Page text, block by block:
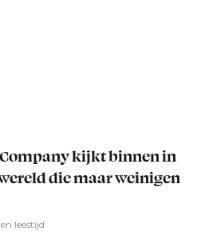
Company kijkt binnen in
die maar weinigen
leestijd